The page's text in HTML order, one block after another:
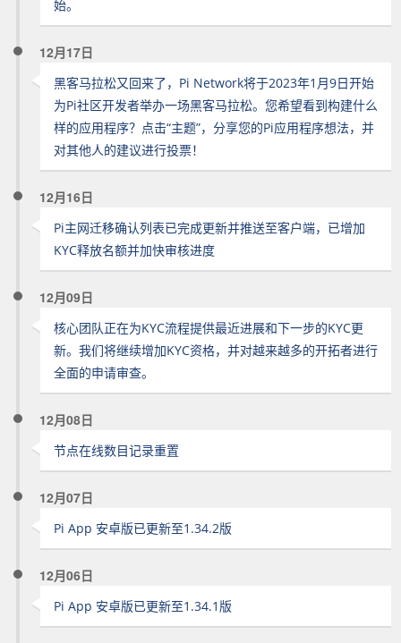
始。
12月17日
黑客马拉松又回来了，Pi Network将于2023年1月9日开始
为Pi社区开发者举办一场黑客马拉松。您希望看到构建什么
样的应用程序？点击“主题”，分享您的Pi应用程序想法，并
对其他人的建议进行投票！
12月16日
Pi主网迁移确认列表已完成更新并推送至客户端，已增加
KYC释放名额并加快审核进度
12月09日
核心团队正在为KYC流程提供最近进展和下一步的KYC更
新。我们将继续增加KYC资格，并对越来越多的开拓者进行
全面的申请审查。
12月08日
节点在线数目记录重置
12月07日
Pi App 安卓版已更新至1.34.2版
12月06日
Pi App 安卓版已更新至1.34.1版